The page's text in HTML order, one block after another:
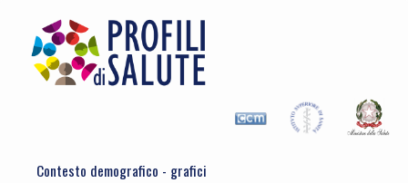
Contesto demografico - grafici